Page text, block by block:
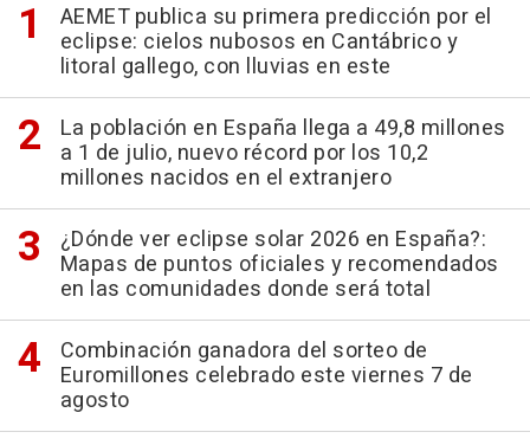
AEMET publica su primera predicción por el
eclipse: cielos nubosos en Cantábrico y
litoral gallego, con lluvias en este
La población en España llega a 49,8 millones
a 1 de julio, nuevo récord por los 10,2
millones nacidos en el extranjero
¿Dónde ver eclipse solar 2026 en España?:
Mapas de puntos oficiales y recomendados
en las comunidades donde será total
Combinación ganadora del sorteo de
Euromillones celebrado este viernes 7 de
agosto